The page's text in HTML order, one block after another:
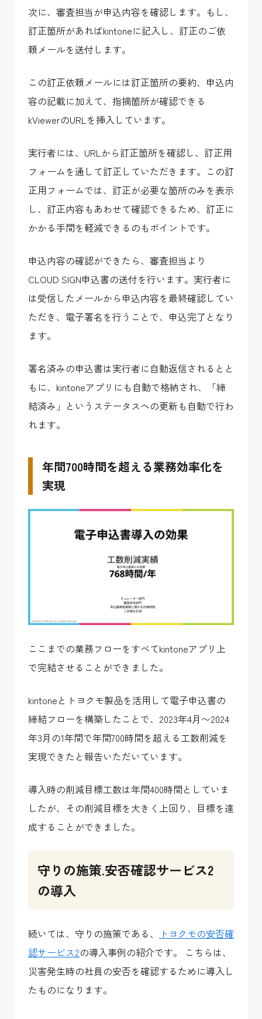
次に、審査担当が申込内容を確認します。もし、
訂正箇所があればkintoneに記入し、訂正のご依
頼メールを送付します。
この訂正依頼メールには訂正箇所の要約、申込内
容の記載に加えて、指摘箇所が確認できる
kViewerのURLを挿入しています。
実行者には、URLから訂正箇所を確認し、訂正用
フォームを通して訂正していただきます。この訂
正用フォームでは、訂正が必要な箇所のみを表示
し、訂正内容もあわせて確認できるため、訂正に
かかる手間を軽減できるのもポイントです。
申込内容の確認ができたら、審査担当より
CLOUD SIGN申込書の送付を行います。実行者に
は受信したメールから申込内容を最終確認してい
ただき、電子署名を行うことで、申込完了となり
ます。
署名済みの申込書は実行者に自動返信されるとと
もに、kintoneアプリにも自動で格納され、「締
結済み」というステータスへの更新も自動で行わ
れます。
年間700時間を超える業務効率化を
実現
ここまでの業務フローをすべてkintoneアプリ上
で完結させることができました。
kintoneとトヨクモ製品を活用して電子申込書の
締結フローを構築したことで、2023年4月〜2024
年3月の1年間で年間700時間を超える工数削減を
実現できたと報告いただいています。
導入時の削減目標工数は年間400時間としていま
したが、その削減目標を大きく上回り、目標を達
成することができました。
守りの施策.安否確認サービス2
の導入
続いては、守りの施策である、
トヨクモの安否確
認サービス2の導入事例の紹介です。 こちらは、
災害発生時の社員の安否を確認するために導入し
たものになります。